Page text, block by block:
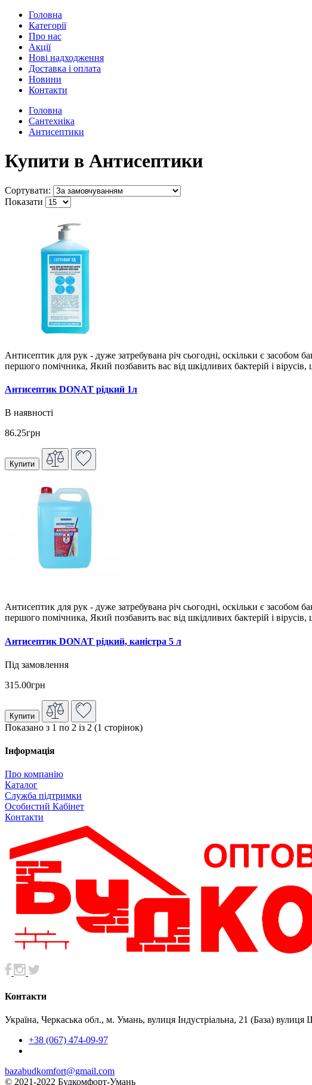
Головна
Категорії
Про нас
Акції
Нові надходження
Доставка і оплата
Новини
Контакти
Головна
Сантехніка
Антисептики
Купити в Антисептики
Сортувати:
Показати
Антисептик для рук - дуже затребувана річ сьогодні, оскільки є засобом
першого помічника, Який позбавить вас від шкідливих бактерій і
Антисептик DONAT рідкий 1л
В наявності
86.25грн
Купити
Антисептик для рук - дуже затребувана річ сьогодні, оскільки є засобом
першого помічника, Який позбавить вас від шкідливих бактерій і
Антисептик DONAT рідкий, каністра 5 л
Під замовлення
315.00грн
Купити
Показано з 1 по 2 із 2 (1 сторінок)
Інформація
Про компанію
Каталог
Служба підтримки
Особистий Кабінет
Контакти
Контакти
Україна, Черкаська обл., м. Умань, вулиця Індустріальна, 21 (База)
+38 (067) 474-09-97
bazabudkomfort@gmail.com
© 2021-2022 Будкомфорт-Умань